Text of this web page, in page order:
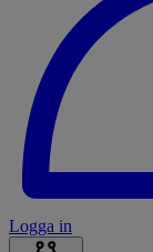
Logga in